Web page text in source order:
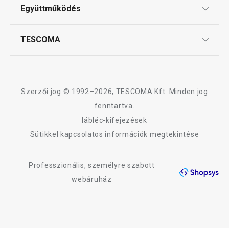
Gyakori kérdések
Reklamáció és termékvisszaküldés
Együttműködés
TESCOMA
Adatkezelési Tájékoztató
Szerzői jog © 1992–2026, TESCOMA Kft. Minden jog
fenntartva.
lábléc-kifejezések
Sütikkel kapcsolatos információk megtekintése
Professzionális, személyre szabott
webáruház